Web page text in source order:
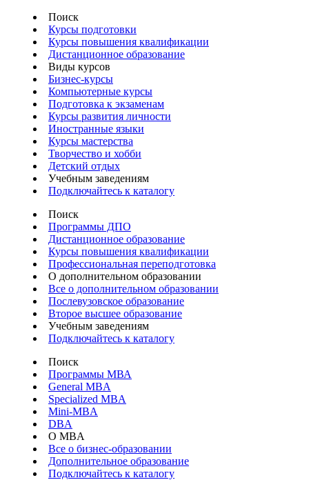
Поиск
Курсы подготовки
Курсы повышения квалификации
Дистанционное образование
Виды курсов
Бизнес-курсы
Компьютерные курсы
Подготовка к экзаменам
Курсы развития личности
Иностранные языки
Курсы мастерства
Творчество и хобби
Детский отдых
Учебным заведениям
Подключайтесь к каталогу
Поиск
Программы ДПО
Дистанционное образование
Курсы повышения квалификации
Профессиональная переподготовка
О дополнительном образовании
Все о дополнительном образовании
Послевузовское образование
Второе высшее образование
Учебным заведениям
Подключайтесь к каталогу
Поиск
Программы МВА
General MBA
Specialized MBA
Mini-MBA
DBA
О MBA
Все о бизнес-образовании
Дополнительное образование
Подключайтесь к каталогу